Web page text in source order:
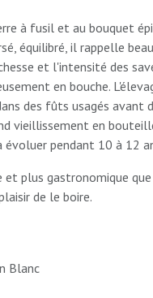
à fusil et au bouquet
équilibré, il rappelle
et l'intensité des
en bouche.
des fûts usagés avant
vieillissement en
évoluer pendant 10 à 12
et plus gastronomique
de le boire.
Blanc